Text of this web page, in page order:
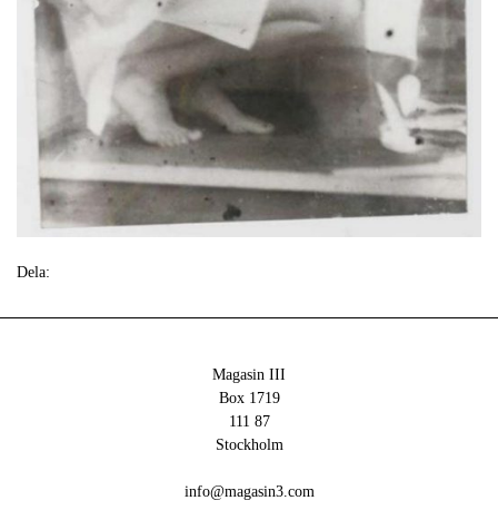
Dela:
Magasin III
Box 1719
111 87
Stockholm
info@magasin3.com